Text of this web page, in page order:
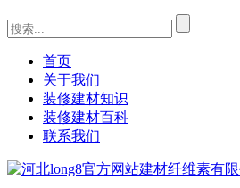
首页
关于我们
装修建材知识
装修建材百科
联系我们